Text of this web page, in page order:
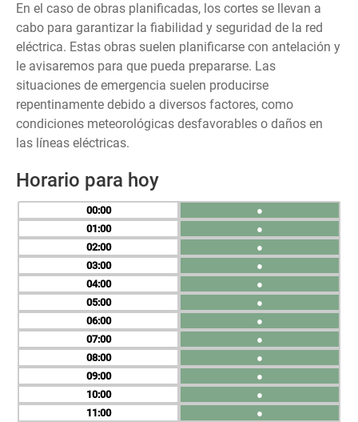
En el caso de obras planificadas, los cortes se llevan a
cabo para garantizar la fiabilidad y seguridad de la red
eléctrica. Estas obras suelen planificarse con antelación y
le avisaremos para que pueda prepararse. Las
situaciones de emergencia suelen producirse
repentinamente debido a diversos factores, como
condiciones meteorológicas desfavorables o daños en
las líneas eléctricas.
Horario para hoy
00
01
02
03
04
05
06
07
08
09
10
11
●
●
●
●
●
●
●
●
●
●
●
●